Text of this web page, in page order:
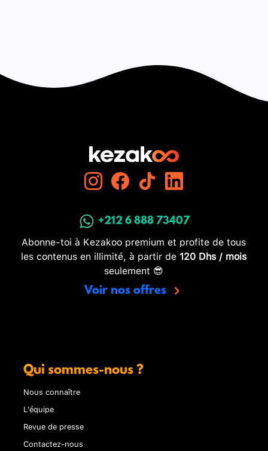
+212 6 888 73407
Abonne-toi à Kezakoo premium et profite de tous
les contenus en illimité, à partir de 120 Dhs / mois
seulement 😎
Voir nos offres
Qui sommes-nous ?
Nous connaître
L'équipe
Revue de presse
Contactez-nous